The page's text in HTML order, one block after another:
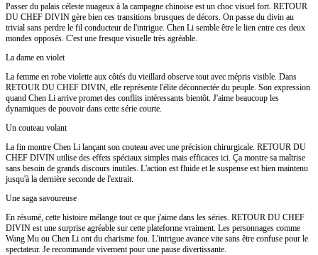
Passer du palais céleste nuageux à la campagne chinoise est un choc visuel fort. RETOUR
DU CHEF DIVIN gère bien ces transitions brusques de décors. On passe du divin au
trivial sans perdre le fil conducteur de l'intrigue. Chen Li semble être le lien entre ces deux
mondes opposés. C'est une fresque visuelle très agréable.
La dame en violet
La femme en robe violette aux côtés du vieillard observe tout avec mépris visible. Dans
RETOUR DU CHEF DIVIN, elle représente l'élite déconnectée du peuple. Son expression
quand Chen Li arrive promet des conflits intéressants bientôt. J'aime beaucoup les
dynamiques de pouvoir dans cette série courte.
Un couteau volant
La fin montre Chen Li lançant son couteau avec une précision chirurgicale. RETOUR DU
CHEF DIVIN utilise des effets spéciaux simples mais efficaces ici. Ça montre sa maîtrise
sans besoin de grands discours inutiles. L'action est fluide et le suspense est bien maintenu
jusqu'à la dernière seconde de l'extrait.
Une saga savoureuse
En résumé, cette histoire mélange tout ce que j'aime dans les séries. RETOUR DU CHEF
DIVIN est une surprise agréable sur cette plateforme vraiment. Les personnages comme
Wang Mu ou Chen Li ont du charisme fou. L'intrigue avance vite sans être confuse pour le
spectateur. Je recommande vivement pour une pause divertissante.